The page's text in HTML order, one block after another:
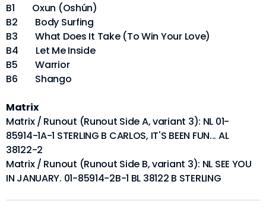
B1 Oxun (Oshún)
B2 Body Surfing
B3 What Does It Take (To Win Your Love)
B4 Let Me Inside
B5 Warrior
B6 Shango
Matrix
Matrix / Runout (Runout Side A, variant 3): NL 01-
85914-1A-1 STERLING B CARLOS, IT'S BEEN FUN... AL
38122-2
Matrix / Runout (Runout Side B, variant 3): NL SEE YOU
IN JANUARY. 01-85914-2B-1 BL 38122 B STERLING